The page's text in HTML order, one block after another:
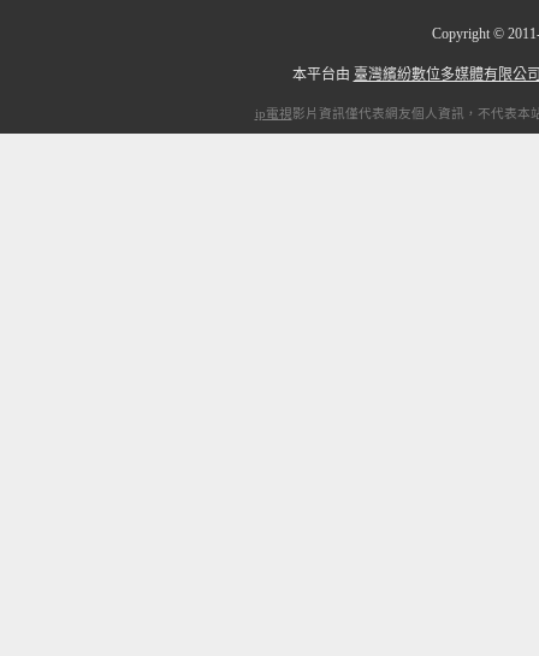
Copyright ©
本平台由 臺灣繽紛數位多媒體有限公
ip電視影片資訊僅代表網友個人資訊，不代表本